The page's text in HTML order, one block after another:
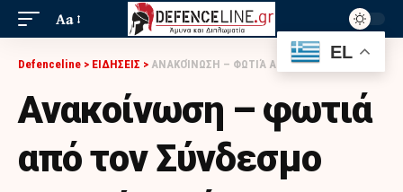
Aa
Defenceline > ΕΙΔΗΣΕΙΣ > ΑΝΑΚΟΊΝΩΣΗ – ΦΩΤΙΆ ΑΠΌ ΤΟΝ ΣΎΝΔΕΣΜΟ ΕΘΝΙΚΉΣ ΕΝΌΤΗΤΑΣ
Ανακοίνωση – φωτιά
από τον Σύνδεσμο
EL